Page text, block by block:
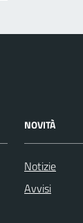
NOVITÀ
Notizie
Avvisi